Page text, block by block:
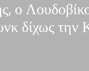
ο
δίχως την